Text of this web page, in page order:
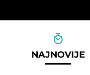
NAJNOVIJE